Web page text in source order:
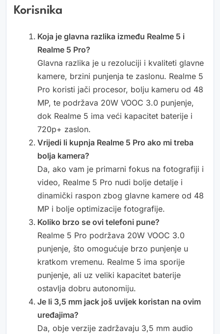
Korisnika
Koja je glavna razlika između Realme 5 i
Realme 5 Pro?
Glavna razlika je u rezoluciji i kvaliteti glavne
kamere, brzini punjenja te zaslonu. Realme 5
Pro koristi jači procesor, bolju kameru od 48
MP, te podržava 20W VOOC 3.0 punjenje,
dok Realme 5 ima veći kapacitet baterije i
720p+ zaslon.
Vrijedi li kupnja Realme 5 Pro ako mi treba
bolja kamera?
Da, ako vam je primarni fokus na fotografiji i
video, Realme 5 Pro nudi bolje detalje i
dinamički raspon zbog glavne kamere od 48
MP i bolje optimizacije fotografije.
Koliko brzo se ovi telefoni pune?
Realme 5 Pro podržava 20W VOOC 3.0
punjenje, što omogućuje brzo punjenje u
kratkom vremenu. Realme 5 ima sporije
punjenje, ali uz veliki kapacitet baterije
ostavlja dobru autonomiju.
Je li 3,5 mm jack još uvijek koristan na ovim
uređajima?
Da, obje verzije zadržavaju 3,5 mm audio